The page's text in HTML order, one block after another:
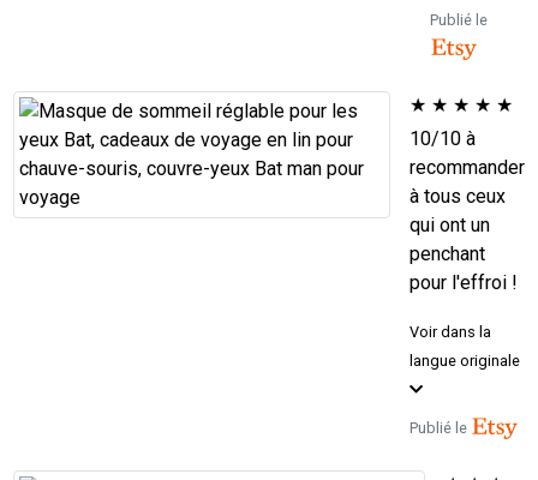
Publié le
★ ★ ★ ★ ★
10/10 à
recommander
à tous ceux
qui ont un
penchant
pour l'effroi !
Voir dans la
langue originale
Publié le